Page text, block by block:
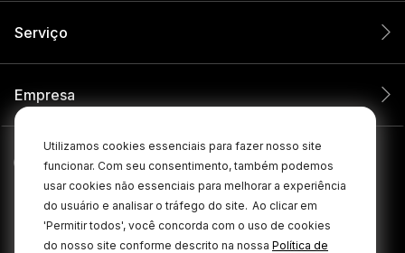
Utilizamos cookies essenciais para fazer nosso site
funcionar. Com seu consentimento, também podemos
usar cookies não essenciais para melhorar a experiência
do usuário e analisar o tráfego do site. Ao clicar em
'Permitir todos', você concorda com o uso de cookies
do nosso site conforme descrito na nossa Política de
Serviço
Empresa